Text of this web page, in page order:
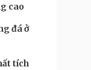
cao
đá ở
tích